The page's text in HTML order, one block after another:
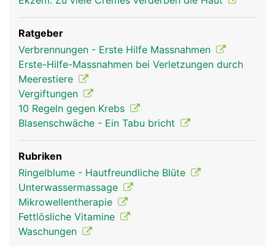
Haut Frau Haut Mann
Ratgeber
Verbrennungen - Erste Hilfe Massnahmen
Erste-Hilfe-Massnahmen bei Verletzungen durch
Meerestiere
Vergiftungen
10 Regeln gegen Krebs
Blasenschwäche - Ein Tabu bricht
Rubriken
Ringelblume - Hautfreundliche Blüte
Unterwassermassage
Mikrowellentherapie
Fettlösliche Vitamine
Waschungen